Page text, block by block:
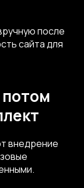
после
сайта для
внедрение